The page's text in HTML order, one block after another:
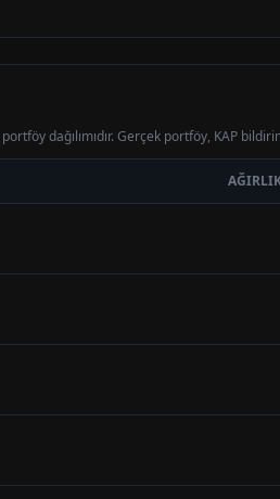
portföy dağılımıdır. Gerçek portföy, KAP